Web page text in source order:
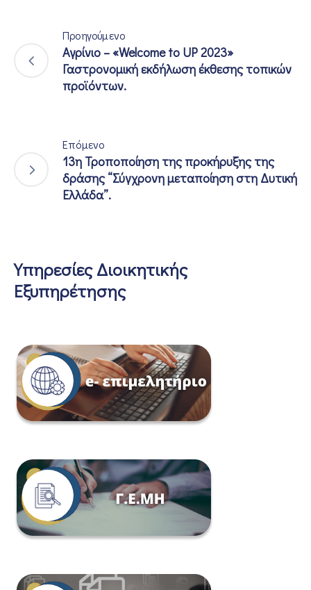
Προηγούμενο
Αγρίνιο – «Welcome to UP 2023»
Γαστρονομική εκδήλωση έκθεσης τοπικών
προϊόντων.
Επόμενο
13η Τροποποίηση της προκήρυξης της
δράσης “Σύγχρονη μεταποίηση στη Δυτική
Ελλάδα”.
Υπηρεσίες Διοικητικής
Εξυπηρέτησης